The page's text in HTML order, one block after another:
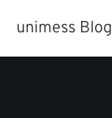
Inhaltunimess Blog